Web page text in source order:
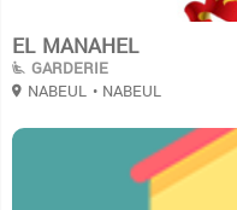
EL MANAHEL
GARDERIE
NABEUL • NABEUL